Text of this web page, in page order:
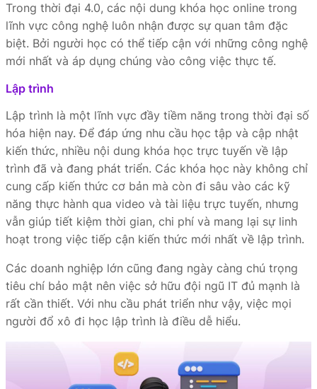
Trong thời đại 4.0, các nội dung khóa học online trong
lĩnh vực công nghệ luôn nhận được sự quan tâm đặc
biệt. Bởi người học có thể tiếp cận với những công nghệ
mới nhất và áp dụng chúng vào công việc thực tế.
Lập trình
Lập trình là một lĩnh vực đầy tiềm năng trong thời đại số
hóa hiện nay. Để đáp ứng nhu cầu học tập và cập nhật
kiến thức, nhiều nội dung khóa học trực tuyến về lập
trình đã và đang phát triển. Các khóa học này không chỉ
cung cấp kiến thức cơ bản mà còn đi sâu vào các kỹ
năng thực hành qua video và tài liệu trực tuyến, nhưng
vẫn giúp tiết kiệm thời gian, chi phí và mang lại sự linh
hoạt trong việc tiếp cận kiến thức mới nhất về lập trình.
Các doanh nghiệp lớn cũng đang ngày càng chú trọng
tiêu chí bảo mật nên việc sở hữu đội ngũ IT đủ mạnh là
rất cần thiết. Với nhu cầu phát triển như vậy, việc mọi
người đổ xô đi học lập trình là điều dễ hiểu.